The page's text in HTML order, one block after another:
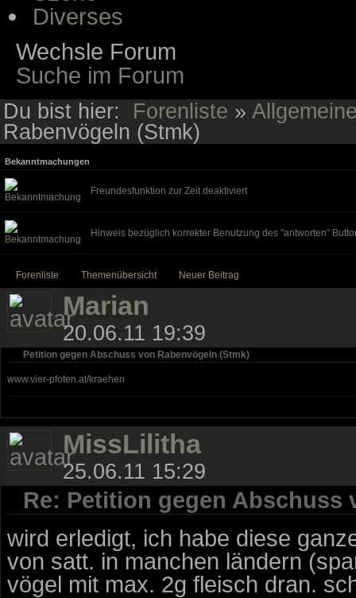
Diverses
Wechsle Forum
Suche im Forum
Du bist hier: Forenliste »
Rabenvögeln (Stmk)
Bekanntmachungen
Freundesfunktion zur Zeit deaktiviert
Hinweis bezüglich korrekter Benutzung des "antworten"
Forenliste Themenübersicht Neuer Beitrag
Marian
20.06.11 19:39
Petition gegen Abschuss von Rabenvögeln (Stmk)
www.vier-pfoten.at/kraehen
MissLilitha
25.06.11 15:29
Re: Petition gegen Abschuss
wird erledigt, ich habe diese
von satt. in manchen ländern
vögel mit max. 2g fleisch dran.